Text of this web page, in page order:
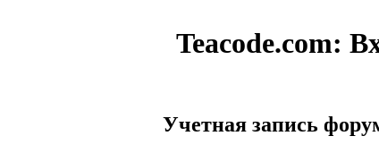
Teacode.com:
Учетная запись